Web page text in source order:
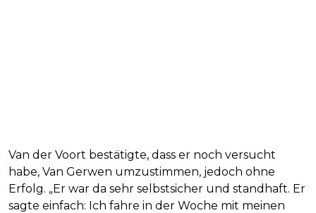
Van der Voort bestätigte, dass er noch versucht
habe, Van Gerwen umzustimmen, jedoch ohne
Erfolg. „Er war da sehr selbstsicher und standhaft. Er
sagte einfach: Ich fahre in der Woche mit meinen